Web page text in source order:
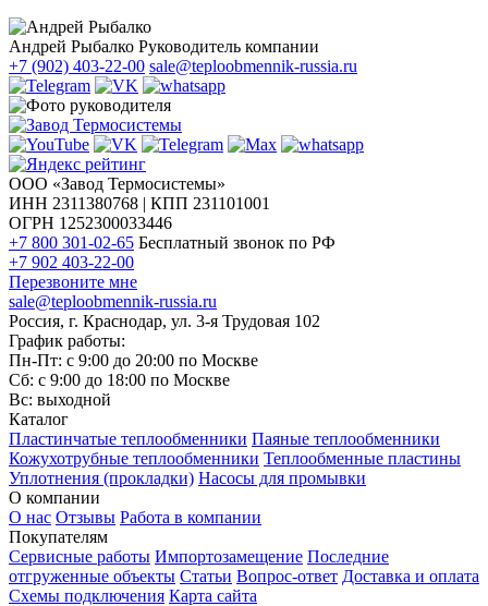
Андрей Рыбалко Руководитель компании
+7 (902) 403-22-00 sale@teploobmennik-russia.ru
ООО «Завод Термосистемы»
ИНН 2311380768 | КПП 231101001
ОГРН 1252300033446
+7 800 301-02-65 Бесплатный звонок по РФ
+7 902 403-22-00
Перезвоните мне
sale@teploobmennik-russia.ru
Россия, г. Краснодар, ул. 3-я Трудовая 102
График работы:
Пн-Пт: с 9:00 до 20:00 по Москве
Сб: с 9:00 до 18:00 по Москве
Вс: выходной
Каталог
Пластинчатые теплообменники Паяные теплообменники
Кожухотрубные теплообменники Теплообменные пластины
Уплотнения (прокладки) Насосы для промывки
О компании
О нас Отзывы Работа в компании
Покупателям
Сервисные работы Импортозамещение Последние
отгруженные объекты Статьи Вопрос-ответ Доставка и оплата
Схемы подключения Карта сайта